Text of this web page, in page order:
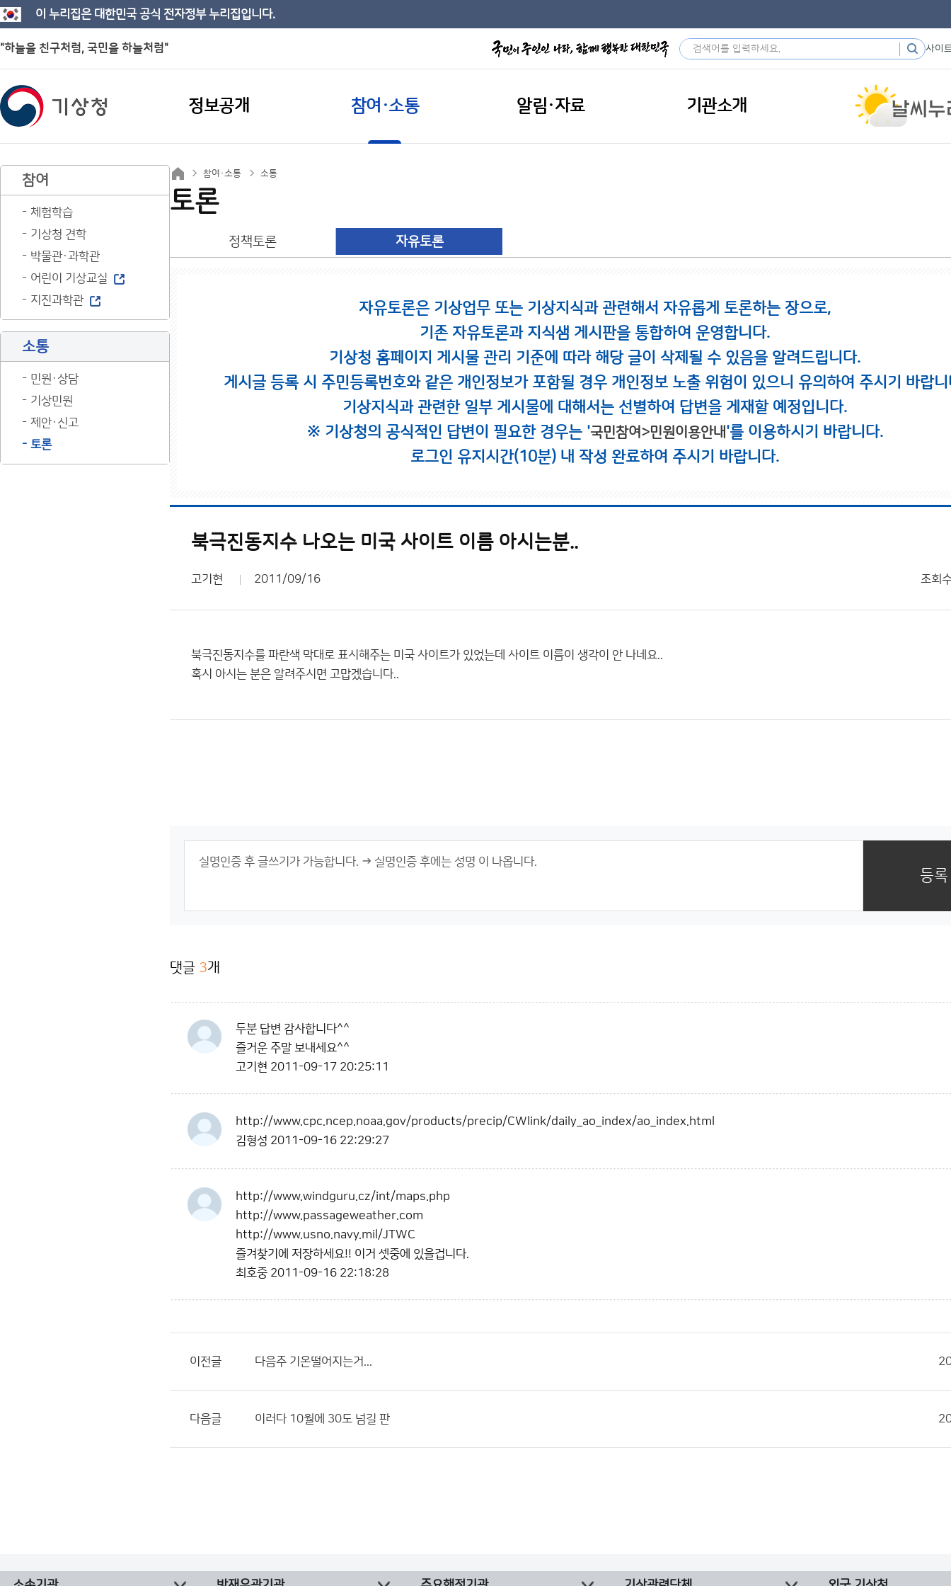
이 누리집은 대한민국 공식 전자정부 누리집입니다.
"하늘을 친구처럼, 국민을 하늘처럼" 사이
정보공개 참여·소통 알림·자료 기관소개
참여
체험학습
기상청 견학
박물관·과학관
어린이 기상교실
지진과학관
소통
민원·상담
기상민원
제안·신고
토론
참여·소통 소통
토론
정책토론 자유토론
자유토론은 기상업무 또는 기상지식과 관련해서 자유롭게 토론하는 장으로,
기존 자유토론과 지식샘 게시판을 통합하여 운영합니다.
기상청 홈페이지 게시물 관리 기준에 따라 해당 글이 삭제될 수 있음을 알려드립니다.
게시글 등록 시 주민등록번호와 같은 개인정보가 포함될 경우 개인정보 노출 위험이 있으니 유의하여 주시기 바랍니
기상지식과 관련한 일부 게시물에 대해서는 선별하여 답변을 게재할 예정입니다.
※ 기상청의 공식적인 답변이 필요한 경우는 '국민참여>민원이용안내'를 이용하시기 바랍니다.
로그인 유지시간(10분) 내 작성 완료하여 주시기 바랍니다.
북극진동지수 나오는 미국 사이트 이름 아시는분..
고기현 2011/09/16 조회
북극진동지수를 파란색 막대로 표시해주는 미국 사이트가 있었는데 사이트 이름이 생각이 안 나네요..
혹시 아시는 분은 알려주시면 고맙겠습니다..
등록
댓글 3개
두분 답변 감사합니다^^
즐거운 주말 보내세요^^
고기현 2011-09-17 20:25:11
http://www.cpc.ncep.noaa.gov/products/precip/CWlink/daily_ao_index/ao_index.html
김형성 2011-09-16 22:29:27
http://www.windguru.cz/int/maps.php
http://www.passageweather.com
http://www.usno.navy.mil/JTWC
즐겨찾기에 저장하세요!! 이거 셋중에 있을겁니다.
최호중 2011-09-16 22:18:28
이전글 다음주 기온떨어지는거...
다음글 이러다 10월에 30도 넘길 판